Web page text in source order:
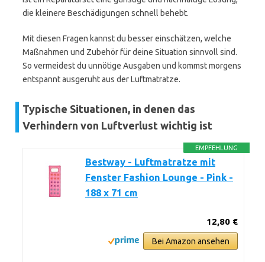
die kleinere Beschädigungen schnell behebt.
Mit diesen Fragen kannst du besser einschätzen, welche
Maßnahmen und Zubehör für deine Situation sinnvoll sind.
So vermeidest du unnötige Ausgaben und kommst morgens
entspannt ausgeruht aus der Luftmatratze.
Typische Situationen, in denen das
Verhindern von Luftverlust wichtig ist
EMPFEHLUNG
Bestway - Luftmatratze mit
Fenster Fashion Lounge - Pink -
188 x 71 cm
12,80 €
Bei Amazon ansehen